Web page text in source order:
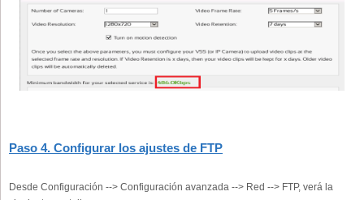
Paso 4. Configurar los ajustes de FTP
Desde Configuración --> Configuración avanzada --> Red --> FTP, verá la